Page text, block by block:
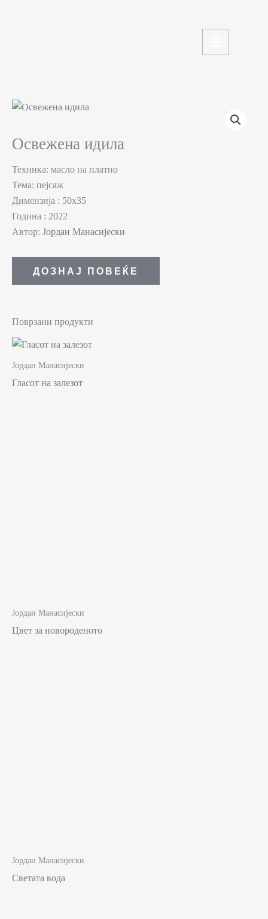
Освежена идила
Техника: масло на платно
Тема: пејсаж
Димензија : 50х35
Година : 2022
Автор: Јордан Манасијески
ДОЗНАЈ ПОВЕЌЕ
Поврзани продукти
Јордан Манасијески
Гласот на залезот
Јордан Манасијески
Цвет за новороденото
Јордан Манасијески
Светата вода